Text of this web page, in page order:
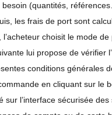
(quantités,
les frais de port sont
choisit le mode
lui propose de vérifier
conditions générales
en cliquant sur le
sur l’interface sécurisée